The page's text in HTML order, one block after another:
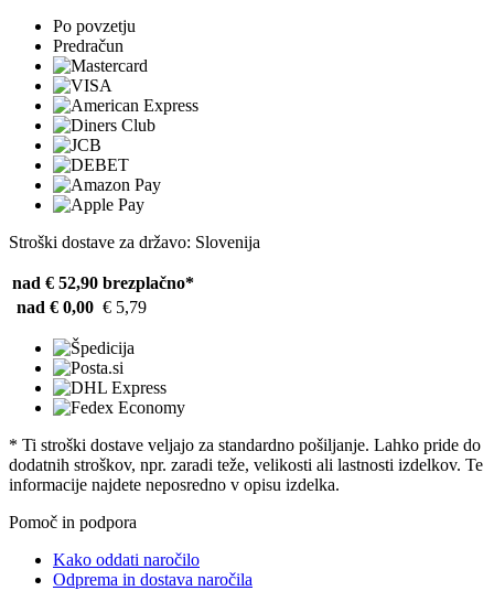
Po povzetju
Predračun
Stroški dostave za državo: Slovenija
nad € 52,90 brezplačno*
nad € 0,00 € 5,79
* Ti stroški dostave veljajo za standardno pošiljanje. Lahko pride do
dodatnih stroškov, npr. zaradi teže, velikosti ali lastnosti izdelkov. Te
informacije najdete neposredno v opisu izdelka.
Pomoč in podpora
Kako oddati naročilo
Odprema in dostava naročila